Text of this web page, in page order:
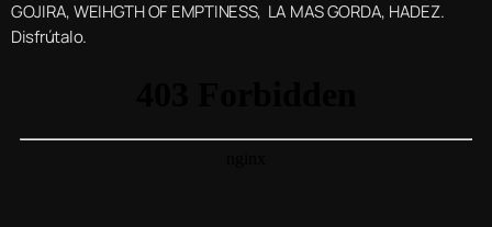
GOJIRA, WEIHGTH OF EMPTINESS, LA MAS GORDA, HADEZ.
Disfrútalo.